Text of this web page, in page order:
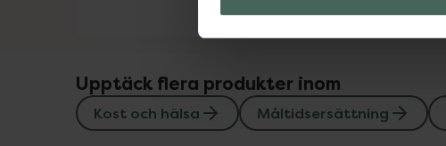
Upptäck flera produkter inom
Kost och hälsa Måltidsersättning